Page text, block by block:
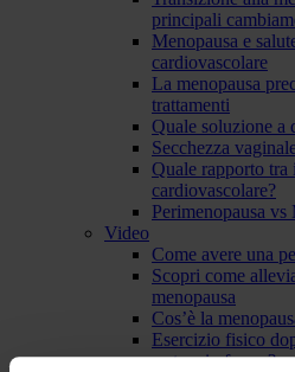
principali
Menopausa e
cardiovascolare
La menopausa
trattamenti
Quale soluzione a
Secchezza
Quale rapporto
cardiovascolare?
Perimenopausa
Video
Come avere una
Scopri come
menopausa
Cos’è la
Esercizio fisico
restare in forma?